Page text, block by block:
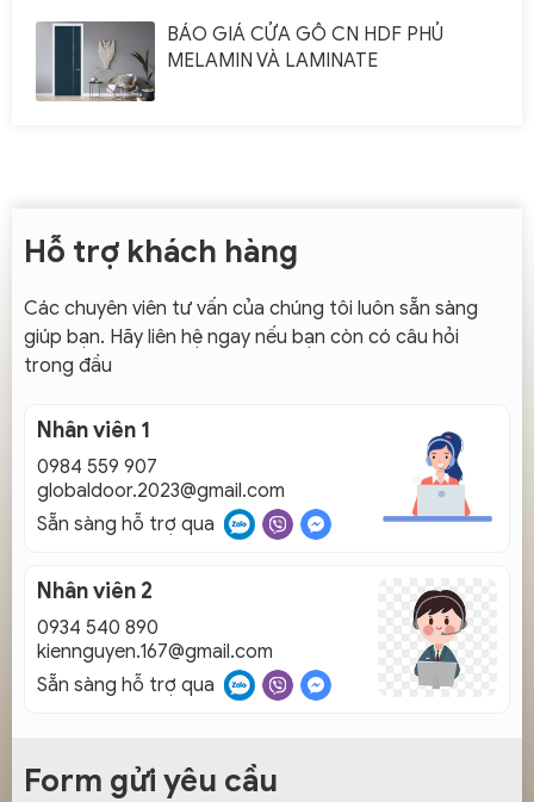
BÁO GIÁ CỬA GỖ CN HDF PHỦ
MELAMIN VÀ LAMINATE
Hỗ trợ khách hàng
Các chuyên viên tư vấn của chúng tôi luôn sẵn sàng
giúp bạn. Hãy liên hệ ngay nếu bạn còn có câu hỏi
trong đầu
Nhân viên 1
0984 559 907
globaldoor.2023@gmail.com
Sẵn sàng hỗ trợ qua
Nhân viên 2
0934 540 890
kiennguyen.167@gmail.com
Sẵn sàng hỗ trợ qua
Form gửi yêu cầu